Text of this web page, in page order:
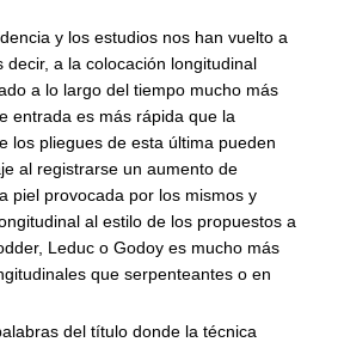
y los estudios nos han vuelto a
decir, a la colocación longitudinal
a lo largo del tiempo mucho más
entrada es más rápida que la
los pliegues de esta última pueden
al registrarse un aumento de
piel provocada por los mismos y
al estilo de los propuestos a
Leduc o Godoy es mucho más
que serpenteantes o en
del título donde la técnica